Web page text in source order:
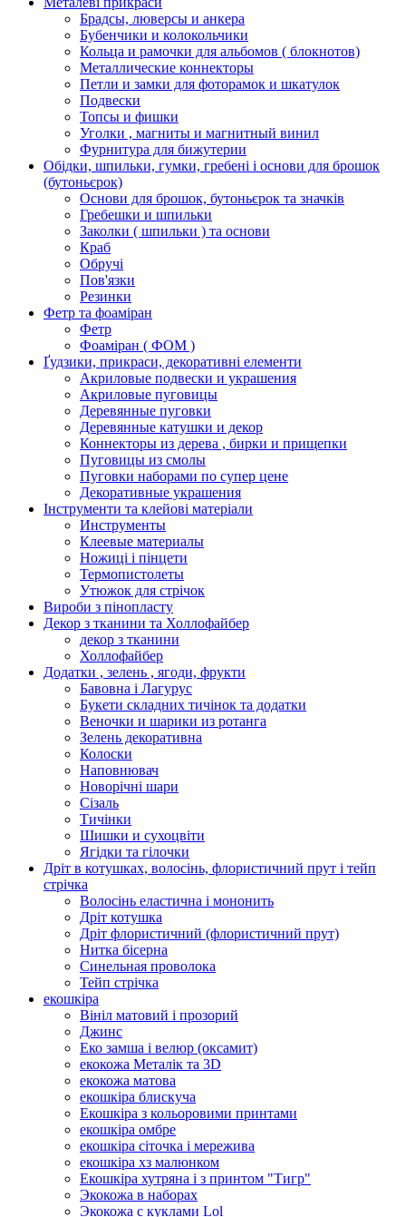
Брадсы, люверсы и анкера
Бубенчики и колокольчики
Кольца и рамочки для альбомов ( блокнотов)
Металлические коннекторы
Петли и замки для фоторамок и шкатулок
Подвески
Топсы и фишки
Уголки , магниты и магнитный винил
Фурнитура для бижутерии
Обідки, шпильки, гумки, гребені і основи для брошок
(бутоньєрок)
Основи для брошок, бутоньєрок та значків
Гребешки и шпильки
Заколки ( шпильки ) та основи
Краб
Обручі
Пов'язки
Резинки
Фетр та фоаміран
Фетр
Фоаміран ( ФОМ )
Ґудзики, прикраси, декоративні елементи
Акриловые подвески и украшения
Акриловые пуговицы
Деревянные пуговки
Деревянные катушки и декор
Коннекторы из дерева , бирки и прищепки
Пуговицы из смолы
Пуговки наборами по супер цене
Декоративные украшения
Інструменти та клейові матеріали
Инструменты
Клеевые материалы
Ножиці і пінцети
Термопистолеты
Утюжок для стрічок
Вироби з пінопласту
Декор з тканини та Холлофайбер
декор з тканини
Холлофайбер
Додатки , зелень , ягоди, фрукти
Бавовна і Лагурус
Букети складних тичінок та додатки
Веночки и шарики из ротанга
Зелень декоративна
Колоски
Наповнювач
Новорічні шари
Сізаль
Тичінки
Шишки и сухоцвіти
Ягідки та гілочки
Дріт в котушках, волосінь, флористичний прут і тейп
стрічка
Волосінь еластична і мононить
Дріт котушка
Дріт флористичний (флористичний прут)
Нитка бісерна
Синельная проволока
Тейп стрічка
екошкіра
Вініл матовий і прозорий
Джинс
Еко замша і велюр (оксамит)
екокожа Металік та 3D
екокожа матова
екошкіра блискуча
Екошкіра з кольоровими принтами
екошкіра омбре
екошкіра сіточка і мережива
екошкіра хз малюнком
Екошкіра хутряна і з принтом "Тигр"
Экокожа в наборах
Экокожа с куклами Lol